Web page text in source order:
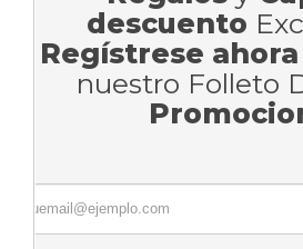
descuento
Regístrese ahora
nuestro Folleto